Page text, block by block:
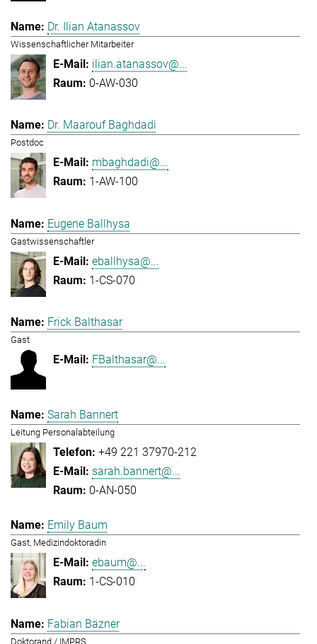
Dr. Ilian Atanassov
Wissenschaftlicher Mitarbeiter
ilian.atanassov@...
0-AW-030
Dr. Maarouf Baghdadi
Postdoc
mbaghdadi@...
1-AW-100
Eugene Ballhysa
Gastwissenschaftler
eballhysa@...
1-CS-070
Frick Balthasar
Gast
FBalthasar@...
Sarah Bannert
Leitung Personalabteilung
+49 221 37970-212
sarah.bannert@...
0-AN-050
Emily Baum
Gast, Medizindoktoradin
ebaum@...
1-CS-010
Fabian Bäzner
Doktorand / IMPRS